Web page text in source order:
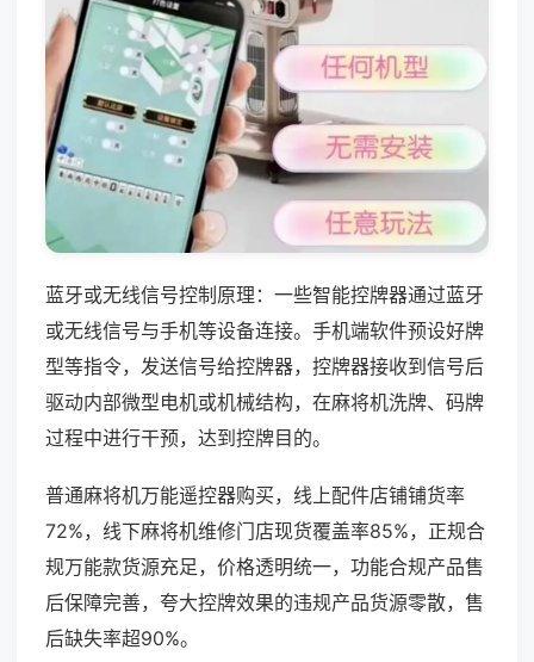
蓝牙或无线信号控制原理：一些智能控牌器通过蓝牙
或无线信号与手机等设备连接。手机端软件预设好牌
型等指令，发送信号给控牌器，控牌器接收到信号后
驱动内部微型电机或机械结构，在麻将机洗牌、码牌
过程中进行干预，达到控牌目的。
普通麻将机万能遥控器购买，线上配件店铺铺货率
72%，线下麻将机维修门店现货覆盖率85%，正规合
规万能款货源充足，价格透明统一，功能合规产品售
后保障完善，夸大控牌效果的违规产品货源零散，售
后缺失率超90%。